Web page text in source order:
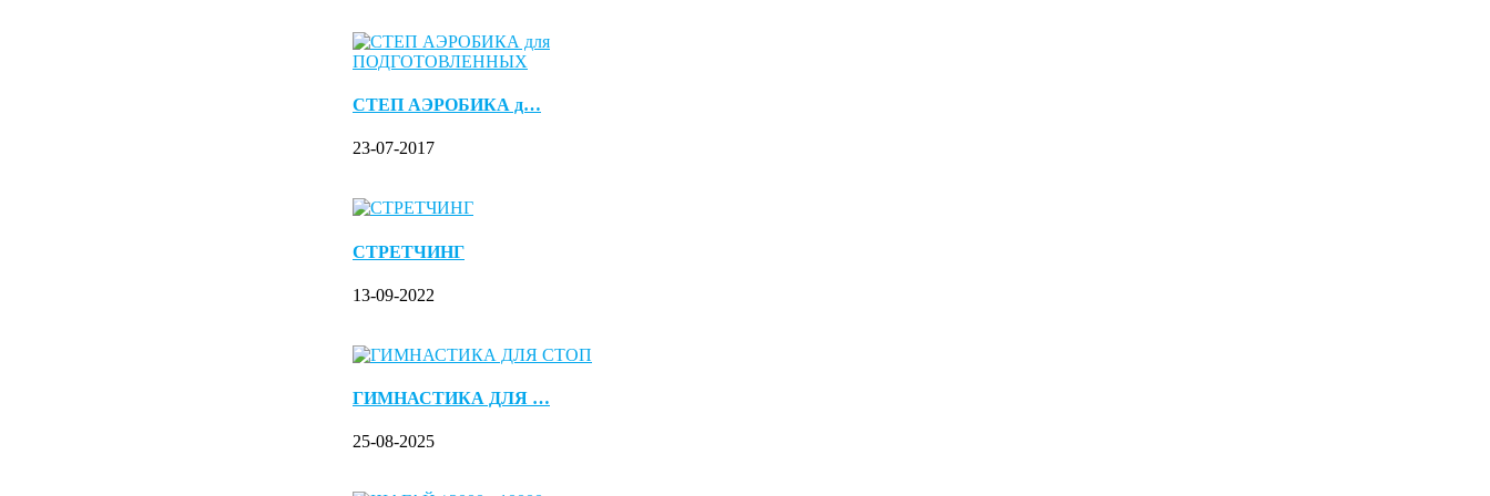
СТЕП АЭРОБИКА д…
23-07-2017
СТРЕТЧИНГ
13-09-2022
ГИМНАСТИКА ДЛЯ …
25-08-2025